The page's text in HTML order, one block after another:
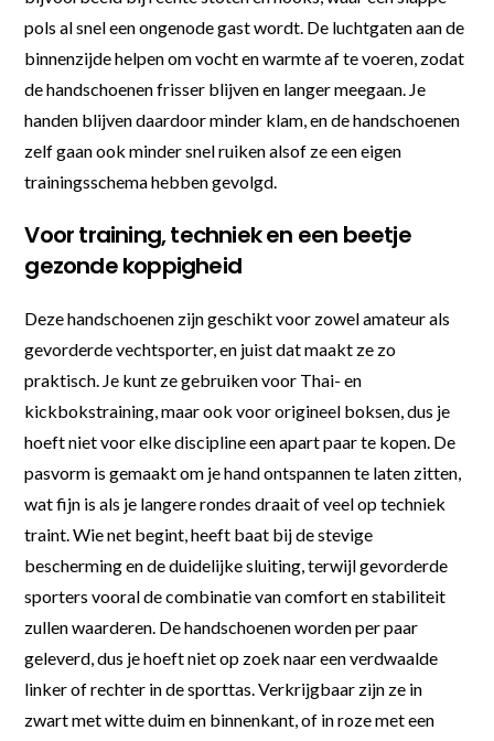
pols al snel een ongenode gast wordt. De luchtgaten aan de
binnenzijde helpen om vocht en warmte af te voeren, zodat
de handschoenen frisser blijven en langer meegaan. Je
handen blijven daardoor minder klam, en de handschoenen
zelf gaan ook minder snel ruiken alsof ze een eigen
trainingsschema hebben gevolgd.
Voor training, techniek en een beetje
gezonde koppigheid
Deze handschoenen zijn geschikt voor zowel amateur als
gevorderde vechtsporter, en juist dat maakt ze zo
praktisch. Je kunt ze gebruiken voor Thai- en
kickbokstraining, maar ook voor origineel boksen, dus je
hoeft niet voor elke discipline een apart paar te kopen. De
pasvorm is gemaakt om je hand ontspannen te laten zitten,
wat fijn is als je langere rondes draait of veel op techniek
traint. Wie net begint, heeft baat bij de stevige
bescherming en de duidelijke sluiting, terwijl gevorderde
sporters vooral de combinatie van comfort en stabiliteit
zullen waarderen. De handschoenen worden per paar
geleverd, dus je hoeft niet op zoek naar een verdwaalde
linker of rechter in de sporttas. Verkrijgbaar zijn ze in
zwart met witte duim en binnenkant, of in roze met een